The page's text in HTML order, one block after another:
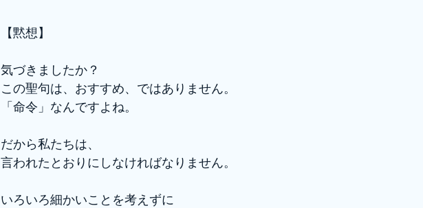
【黙想】
気づきましたか？
この聖句は、おすすめ、ではありません。
「命令」なんですよね。
だから私たちは、
言われたとおりにしなければなりません。
いろいろ細かいことを考えずに